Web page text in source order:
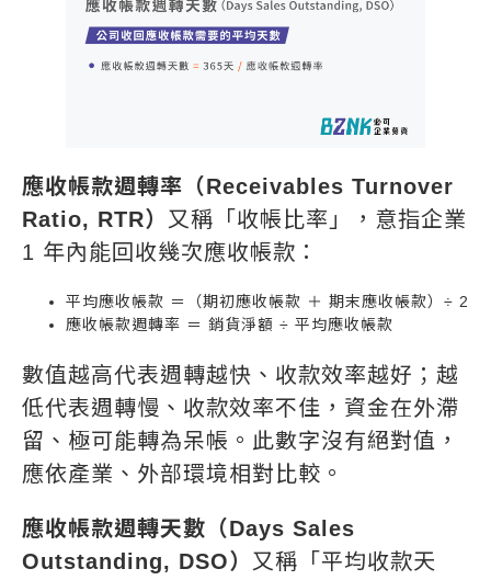
應收帳款週轉率（Receivables Turnover
Ratio, RTR） 又稱「收帳比率」，意指企業
1 年內能回收幾次應收帳款：
平均應收帳款 ＝（期初應收帳款 ＋ 期末應收帳款）÷ 2
應收帳款週轉率 ＝ 銷貨淨額 ÷ 平均應收帳款
數值越高代表週轉越快、收款效率越好；越
低代表週轉慢、收款效率不佳，資金在外滯
留、極可能轉為呆帳。此數字沒有絕對值，
應依產業、外部環境相對比較。
應收帳款週轉天數（Days Sales
Outstanding, DSO） 又稱「平均收款天